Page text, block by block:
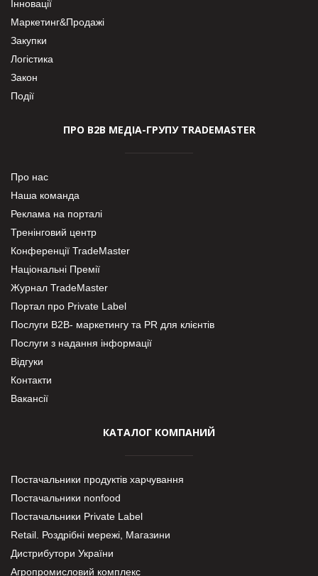
Інновації
Маркетинг&Продажі
Закупки
Логістика
Закон
Події
ПРО В2В МЕДІА-ГРУПУ TRADEMASTER
Про нас
Наша команда
Реклама на порталі
Тренінговий центр
Конференції TradeMaster
Національні Премії
Журнал TradeMaster
Портал про Private Label
Послуги В2В- маркетингу та PR для клієнтів
Послуги з надання інформації
Відгуки
Контакти
Вакансії
КАТАЛОГ КОМПАНИЙ
Постачальники продуктів харчування
Постачальники nonfood
Постачальники Private Label
Retail. Роздрібні мережі, Магазини
Дистрибутори України
Агропромисловий комплекс